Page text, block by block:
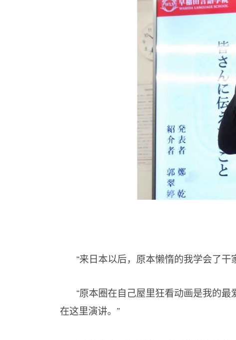
“来日本以后，原本懒惰的我学会了
“原本圈在自己屋里狂看动画是我的
在这里演讲。”